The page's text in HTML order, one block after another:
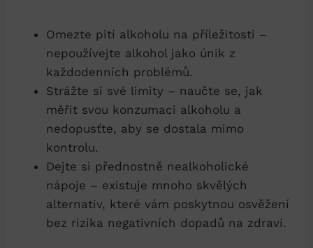
Omezte pití alkoholu na příležitosti –
nepoužívejte alkohol jako únik z
každodenních problémů.
Strážte si své limity – naučte se, jak
měřit svou konzumaci alkoholu a
nedopusťte, aby se dostala mimo
kontrolu.
Dejte si přednostně nealkoholické
nápoje – existuje mnoho skvělých
alternativ, které vám poskytnou osvěžení
bez rizika negativních dopadů na zdraví.